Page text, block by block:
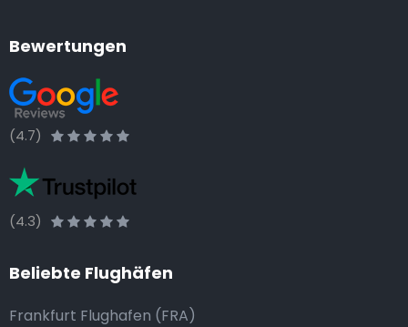
Bewertungen
(4.7)
(4.3)
Beliebte Flughäfen
Frankfurt Flughafen (FRA)